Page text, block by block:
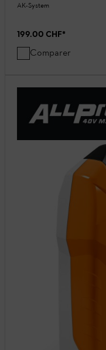
AK-System
199.00 CHF*
Comparer